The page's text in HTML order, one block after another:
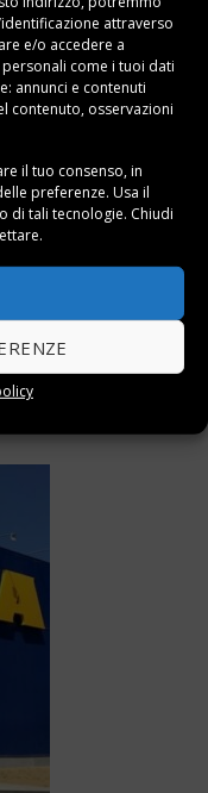
attraverso
e/o accedere a
come i tuoi dati
annunci e contenuti
contenuto, osservazioni
il tuo consenso, in
preferenze. Usa il
di tali tecnologie. Chiudi